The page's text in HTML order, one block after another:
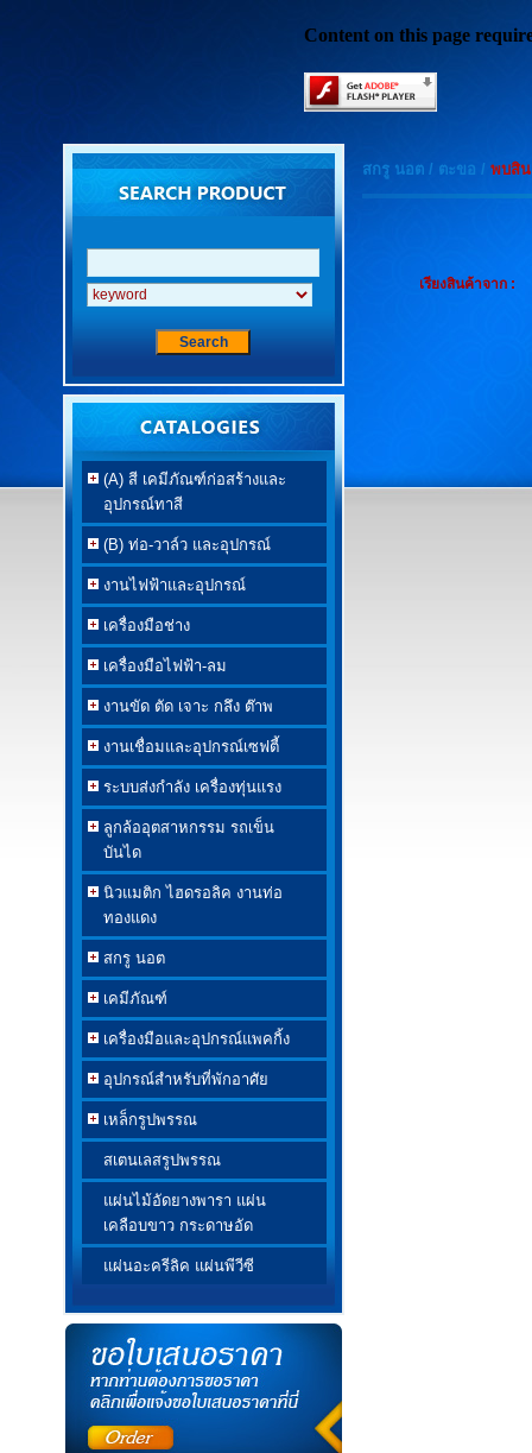
Content on this page
(A) สี เคมีภัณฑ์ก่อสร้างและ
อุปกรณ์ทาสี
(B) ท่อ-วาล์ว และอุปกรณ์
งานไฟฟ้าและอุปกรณ์
เครื่องมือช่าง
เครื่องมือไฟฟ้า-ลม
งานขัด ตัด เจาะ กลึง ต๊าพ
งานเชื่อมและอุปกรณ์เซฟตี้
ระบบส่งกำลัง เครื่องทุ่นแรง
ลูกล้ออุตสาหกรรม รถเข็น
บันได
นิวแมติก ไฮดรอลิค งานท่อ
ทองแดง
สกรู นอต
เคมีภัณฑ์
เครื่องมือและอุปกรณ์แพคกิ้ง
อุปกรณ์สำหรับที่พักอาศัย
เหล็กรูปพรรณ
สเตนเลสรูปพรรณ
แผ่นไม้อัดยางพารา แผ่น
เคลือบขาว กระดาษอัด
แผ่นอะครีลิค แผ่นพีวีซี
สกรู นอต/ ตะขอ / พบสิน
เรียงสินค้าจาก :